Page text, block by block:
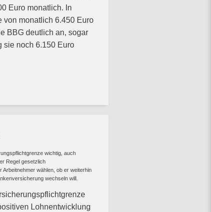
Euro monatlich. In
von monatlich 6.450 Euro
BBG deutlich an, sogar
sie noch 6.150 Euro
wichtig, auch
Regel gesetzlich
wählen, ob er weiterhin
wechseln will.
Lohnentwicklung